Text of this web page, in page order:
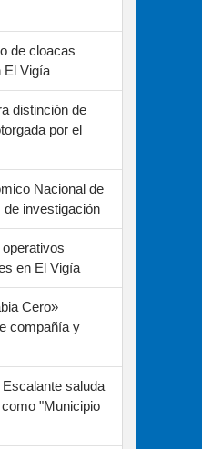
de cloacas
El Vigía
distinción de
por el
Nacional de
investigación
en El Vigía
Cero»
compañía y
saluda
"Municipio